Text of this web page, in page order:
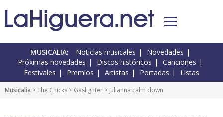
MUSICALIA: Noticias musicales
Novedades
Próximas novedades
Discos históricos
Canciones
Festivales
Premios Artistas Portadas Listas
Musicalia >The Chicks > Gaslighter > Julianna calm down